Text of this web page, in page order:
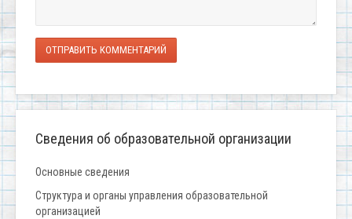
ОТПРАВИТЬ КОММЕНТАРИЙ
Сведения об образовательной организации
Основные сведения
Структура и органы управления образовательной
организацией